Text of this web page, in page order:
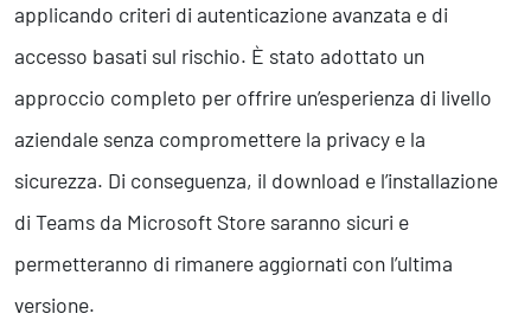
applicando criteri di autenticazione avanzata e di
accesso basati sul rischio. È stato adottato un
approccio completo per offrire un’esperienza di livello
aziendale senza compromettere la privacy e la
sicurezza. Di conseguenza, il download e l’installazione
di Teams da Microsoft Store saranno sicuri e
permetteranno di rimanere aggiornati con l’ultima
versione.